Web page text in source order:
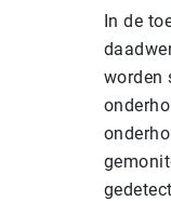
In de
worden